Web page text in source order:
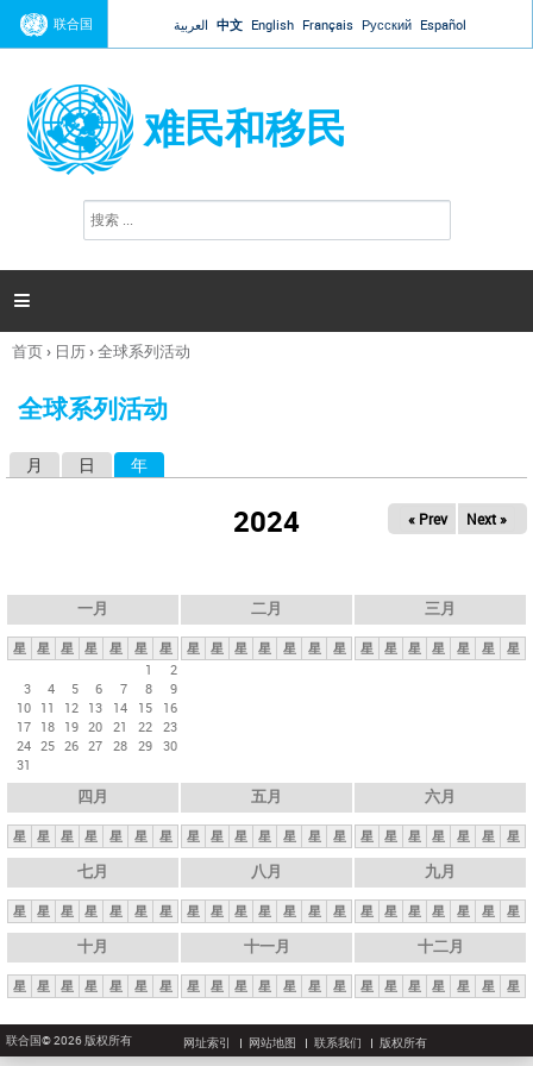
Jump to navigation
联合国 العربية 中文 English Français Русский Español
难民和移民
搜
索

你
这
首页› 日历›全球系列活动
全球系列活动
月 日 年
2024 « Prev Next »
一月
星 星 星 星 星 星
星
1
2
3
4 5 6 7 8
9
10 11 12 13 14 15
16
17 18 19 20 21 22 23
24 25 26 27 28 29 30
31
二月
星 星 星 星 星 星 星
三月
星 星 星 星 星 星 星
四月
星 星 星 星 星 星 星
五月
星 星 星 星 星 星 星
六月
星 星 星 星 星 星 星
七月
星 星 星 星 星 星 星
八月
星 星 星 星 星 星 星
九月
星 星 星 星 星 星 星
十月
星 星 星 星 星 星 星
十一月
星 星 星 星 星 星 星
十二月
星 星 星 星 星 星 星
联合国© 2026 版权所有 网址索引 网站地图 联系我们 版权所有